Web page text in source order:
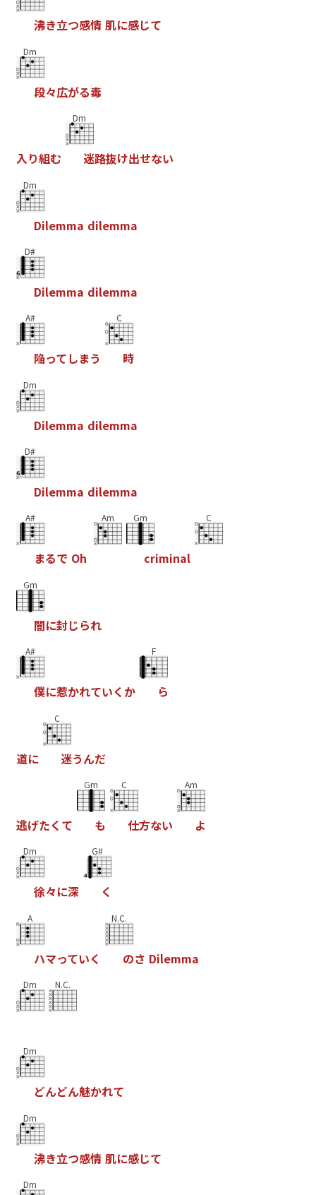
沸き立つ感情 肌に感じて
Dm
段々広がる毒
入り組む
Dm
迷路抜け出せない
Dm
Dilemma dilemma
D#
Dilemma dilemma
A#
陥ってしまう
C
時
Dm
Dilemma dilemma
D#
Dilemma dilemma
A#
まるで Oh
Am Gm
criminal
C
Gm
闇に封じられ
A#
僕に惹かれていく か
F
ら
道に
C
迷うんだ
逃げたく て
Gm
も
C
仕方ない
Am
よ
Dm
徐々に深
G#
く
A
ハマっていく
N.C.
のさ Dilemma
Dm N.C.
Dm
どんどん魅かれて
Dm
沸き立つ感情 肌に感じて
Dm